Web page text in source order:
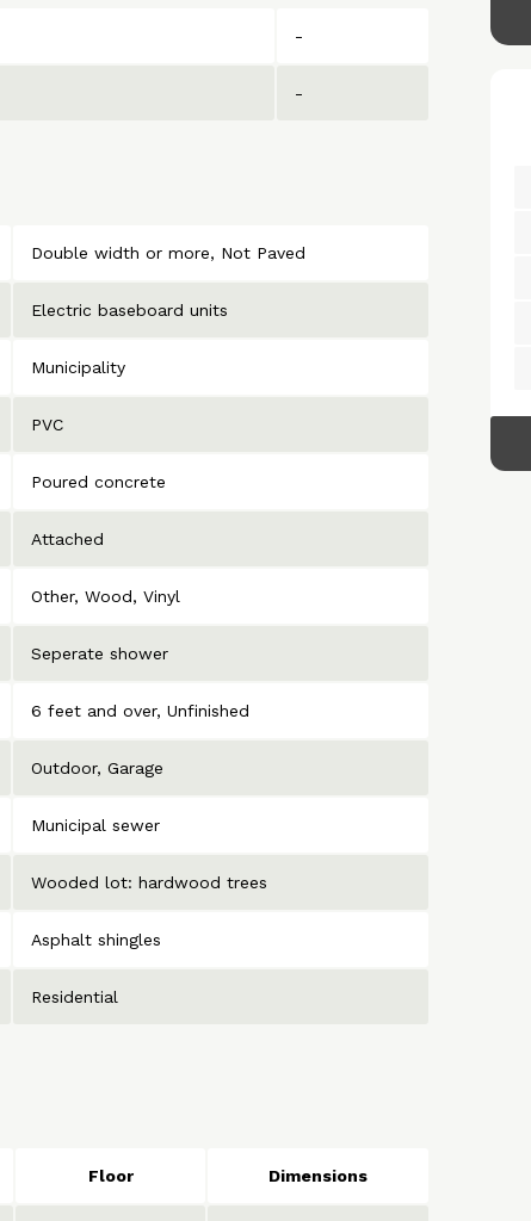
-
-
Double width or more Not Paved
Electric baseboard units
Municipality
PVC
Poured concrete
Attached
Other Wood Vinyl
Seperate shower
6 feet and over Unfinished
Outdoor Garage
Municipal sewer
Wooded lot: hardwood trees
Asphalt shingles
Residential
Floor Dimensions